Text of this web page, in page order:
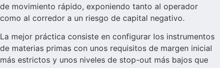
de movimiento rápido, exponiendo tanto al operador
como al corredor a un riesgo de capital negativo.
La mejor práctica consiste en configurar los instrumentos
de materias primas con unos requisitos de margen inicial
más estrictos y unos niveles de stop-out más bajos que